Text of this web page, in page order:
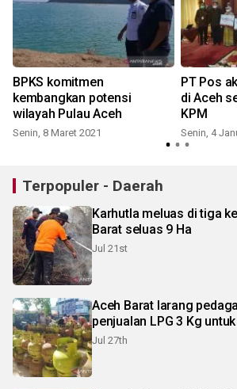
BPKS komitmen
kembangkan potensi
wilayah Pulau Aceh
Senin, 8 Maret 2021
PT Pos
di Aceh
KPM
Senin, 4
Terpopuler - Daerah
Karhutla meluas di tiga
Barat seluas 9 Ha
Jul 21st
Aceh Barat larang
penjualan LPG 3 Kg
Jul 27th